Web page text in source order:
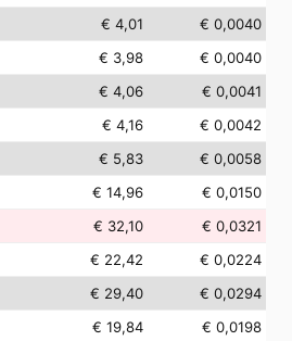
€ 4,01
€ 0,0040
€ 3,98
€ 0,0040
€ 4,06
€ 0,0041
€ 4,16
€ 0,0042
€ 5,83
€ 0,0058
€ 14,96
€ 0,0150
€ 32,10
€ 0,0321
€ 22,42
€ 0,0224
€ 29,40
€ 0,0294
€ 19,84
€ 0,0198